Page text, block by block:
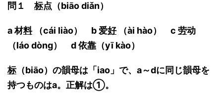
問１标点（biāo diǎn）
a 材料（cái liào） b 爱好（ài hào） c 劳动
（láo dòng） d 依靠 （yī kào）
标（biāo）の韻母は「iao」で、a～dに同じ韻母を
持つものはa。正解は①。